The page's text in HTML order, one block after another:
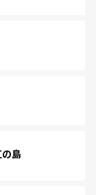
島